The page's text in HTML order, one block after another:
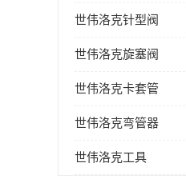
世伟洛克针型阀
世伟洛克旋塞阀
世伟洛克卡套管
世伟洛克弯管器
世伟洛克工具